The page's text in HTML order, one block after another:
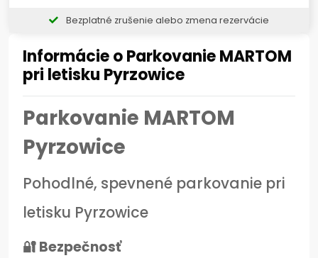
Informácie o Parkovanie MARTOM
pri letisku Pyrzowice
Parkovanie MARTOM
Pyrzowice
Pohodlné, spevnené parkovanie pri
letisku Pyrzowice
🔐 Bezpečnosť
Bezplatné zrušenie alebo zmena rezervácie